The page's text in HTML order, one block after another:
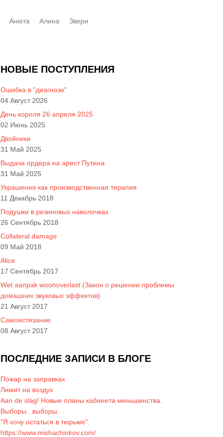
Анюта Алинa Звери
НОВЫЕ ПОСТУПЛЕНИЯ
Ошибка в "диагнозе"
04 Август 2026
День короля 26 апреля 2025
02 Июнь 2025
Двойники
31 Май 2025
Выдача ордера на арест Путина
31 Май 2025
Украшения как производственная терапия
11 Декабрь 2018
Подушки в резиновых наволочках
26 Сентябрь 2018
Collateral damage
09 Май 2018
Alice
17 Сентябрь 2017
Wet aanpak woonoverlast (Закон о решении проблемы
домашних звуковых эффектов)
21 Август 2017
Самоистязание
08 Август 2017
ПОСЛЕДНИЕ ЗАПИСИ В БЛОГЕ
Пожар на заправках
Лимит на воздух
Aan de slag! Новые планы кабинета меньшинства.
Выборы.. выборы.. .
"Я хочу остаться в тюрьме".
https://www.mishachinkov.com/